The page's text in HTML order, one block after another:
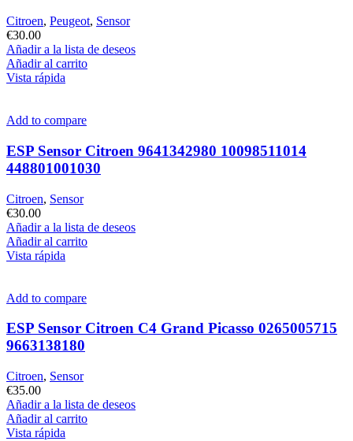
Citroen, Peugeot, Sensor
€30.00
Añadir a la lista de deseos
Añadir al carrito
Vista rápida
Add to compare
ESP Sensor Citroen 9641342980 10098511014
448801001030
Citroen, Sensor
€30.00
Añadir a la lista de deseos
Añadir al carrito
Vista rápida
Add to compare
ESP Sensor Citroen C4 Grand Picasso 0265005715
9663138180
Citroen, Sensor
€35.00
Añadir a la lista de deseos
Añadir al carrito
Vista rápida